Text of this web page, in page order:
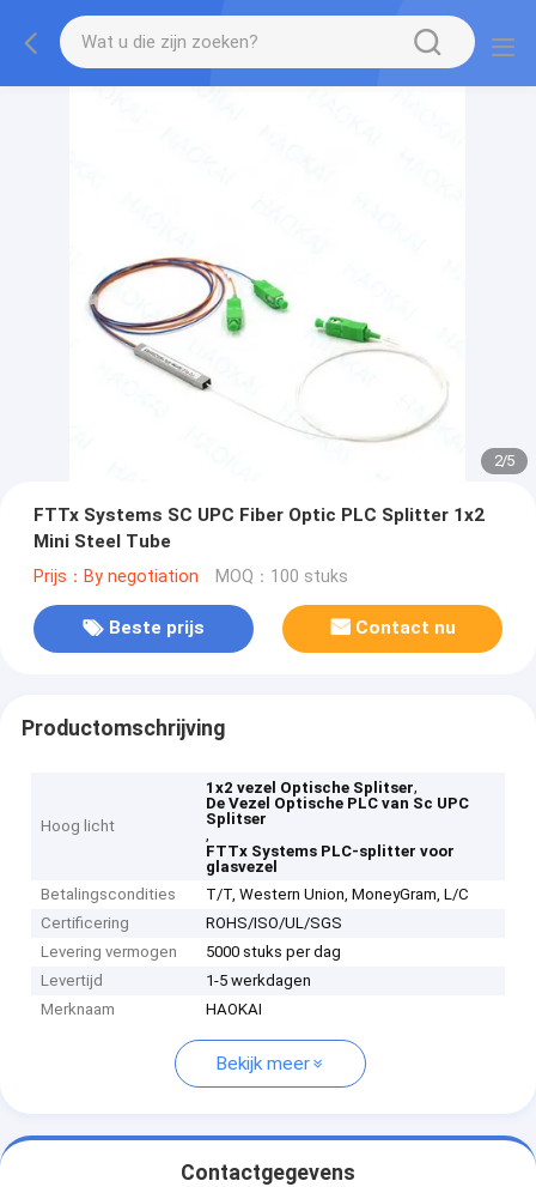
2/5
FTTx Systems SC UPC Fiber Optic PLC Splitter 1x2
Mini Steel Tube
Prijs：By negotiation MOQ：100 stuks
Beste prijs Contact nu
Productomschrijving
Hoog licht
1x2 vezel Optische Splitser,
De Vezel Optische PLC van Sc UPC
Splitser
,
FTTx Systems PLC-splitter voor
glasvezel
Betalingscondities
T/T, Western Union, MoneyGram, L/C
Certificering
ROHS/ISO/UL/SGS
Levering vermogen
5000 stuks per dag
Levertijd
1-5 werkdagen
Merknaam
HAOKAI
Bekijk meer
Contactgegevens